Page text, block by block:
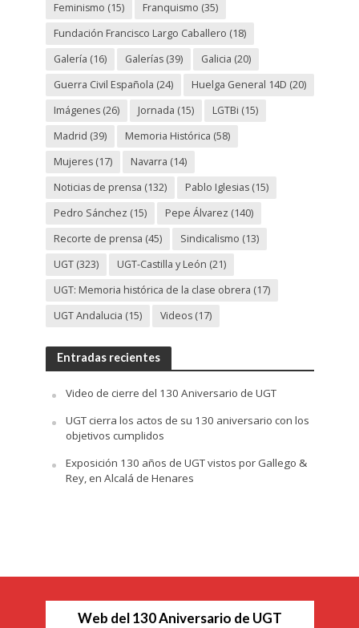
Feminismo (15) Franquismo (35)
Fundación Francisco Largo Caballero (18)
Galería (16) Galerías(39) Galicia (20)
Guerra Civil Española (24) Huelga General 14D (20)
Imágenes(26) Jornada (15) LGTBi (15)
Madrid (39) Memoria Histórica (58)
Mujeres(17) Navarra (14)
Noticias de prensa (132) Pablo Iglesias(15)
Pedro Sánchez (15) Pepe Álvarez (140)
Recorte de prensa (45) Sindicalismo (13)
UGT(323) UGT-Castilla y León (21)
UGT: Memoria histórica de la clase obrera (17)
UGT Andalucia (15) Videos(17)
Entradas recientes
Video de cierre del 130 Aniversario de UGT
UGT cierra los actos de su 130 aniversario con los
objetivos cumplidos
Exposición 130 años de UGT vistos por Gallego &
Rey, en Alcalá de Henares
Web del 130 Aniversario de UGT